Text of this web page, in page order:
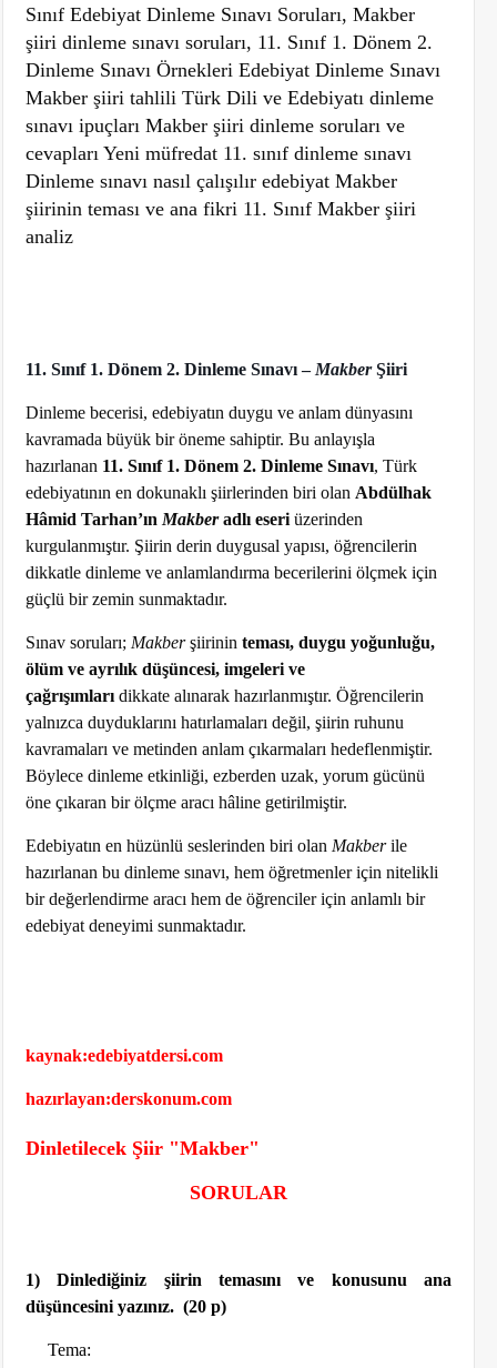
Sınıf Edebiyat Dinleme Sınavı Soruları, Makber
şiiri dinleme sınavı soruları, 11. Sınıf 1. Dönem 2.
Dinleme Sınavı Örnekleri Edebiyat Dinleme Sınavı
Makber şiiri tahlili Türk Dili ve Edebiyatı dinleme
sınavı ipuçları Makber şiiri dinleme soruları ve
cevapları Yeni müfredat 11. sınıf dinleme sınavı
Dinleme sınavı nasıl çalışılır edebiyat Makber
şiirinin teması ve ana fikri 11. Sınıf Makber şiiri
analiz
11. Sınıf 1. Dönem 2. Dinleme Sınavı – MakberŞiiri
Dinleme becerisi, edebiyatın duygu ve anlam dünyasını
kavramada büyük bir öneme sahiptir. Bu anlayışla
hazırlanan 11. Sınıf 1. Dönem 2. Dinleme Sınavı, Türk
edebiyatının en dokunaklı şiirlerinden biri olan Abdülhak
Hâmid Tarhan’ın Makberadlı eseri üzerinden
kurgulanmıştır. Şiirin derin duygusal yapısı, öğrencilerin
dikkatle dinleme ve anlamlandırma becerilerini ölçmek için
güçlü bir zemin sunmaktadır.
Sınav soruları; Makberşiirininteması, duygu yoğunluğu,
ölüm ve ayrılık düşüncesi, imgeleri ve
çağrışımları dikkate alınarak hazırlanmıştır. Öğrencilerin
yalnızca duyduklarını hatırlamaları değil, şiirin ruhunu
kavramaları ve metinden anlam çıkarmaları hedeflenmiştir.
Böylece dinleme etkinliği, ezberden uzak, yorum gücünü
öne çıkaran bir ölçme aracı hâline getirilmiştir.
Edebiyatın en hüzünlü seslerinden biri olan Makberile
hazırlanan bu dinleme sınavı, hem öğretmenler için nitelikli
bir değerlendirme aracı hem de öğrenciler için anlamlı bir
edebiyat deneyimi sunmaktadır.
kaynak:edebiyatdersi.com
hazırlayan:derskonum.com
Dinletilecek Şiir "Makber"
SORULAR
1) Dinlediğiniz şiirin temasını ve konusunu ana
düşüncesini yazınız. (20 p)
Tema: